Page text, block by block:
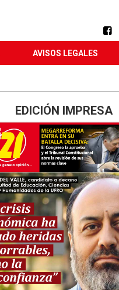
AVISOS LEGALES
EDICIÓN IMPRESA